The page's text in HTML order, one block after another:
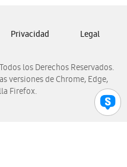
los Derechos Reservados.
versiones de Chrome, Edge,
Firefox.
Privacidad Legal